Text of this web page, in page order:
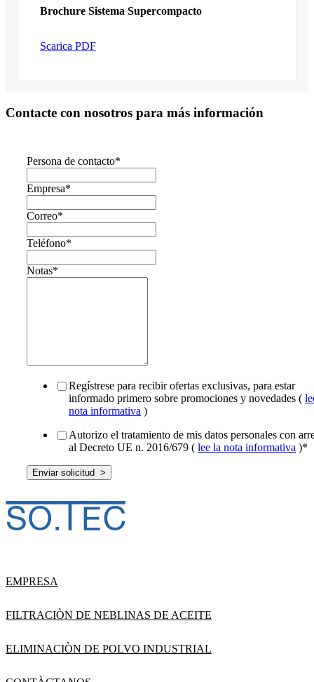
Brochure Sistema Supercompacto
Scarica PDF
Contacte con nosotros para más información
Persona de contacto*
Empresa*
Correo*
Teléfono*
Notas*
Regístrese para recibir ofertas exclusivas, para estar
informado primero sobre promociones y novedades (
nota informativa )
Autorizo el tratamiento de mis datos personales con
al Decreto UE n. 2016/679 ( lee la nota informativa )*
EMPRESA
FILTRACIÒN DE NEBLINAS DE ACEITE
ELIMINACIÒN DE POLVO INDUSTRIAL